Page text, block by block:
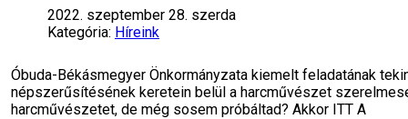
2022. szeptember 28. szerda
Kategória: Híreink
Óbuda-Békásmegyer Önkormányzata kiemelt feladatának
népszerűsítésének keretein belül a harcművészet
harcművészetet, de még sosem próbáltad? Akkor ITT A